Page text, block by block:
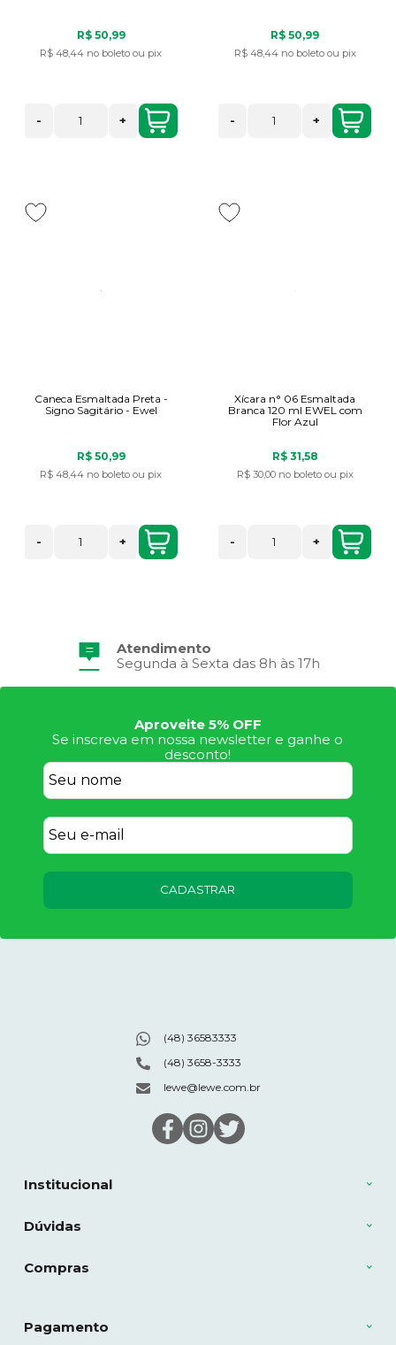
R$ 50,99
R$ 48,44 no boleto ou pix
- +
R$ 50,99
R$ 48,44 no boleto ou pix
- +
Caneca Esmaltada Preta -
Signo Sagitário - Ewel
R$ 50,99
R$ 48,44 no boleto ou pix
- +
Xícara n° 06 Esmaltada
Branca 120 ml EWEL com
Flor Azul
R$ 31,58
R$ 30,00 no boleto ou pix
- +
Atendimento
Segunda à Sexta das 8h às 17h
Aproveite 5% OFF
Se inscreva em nossa newsletter e ganhe o
desconto!
CADASTRAR
Institucional
Dúvidas
Compras
(48) 36583333
(48) 3658-3333
lewe@lewe.com.br
Pagamento